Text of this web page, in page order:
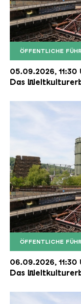
ÖFFENTLICHE
Der
Copyright:
05.09.2026, 11:30
Das
ÖFFENTLICHE
Der
Copyright:
06.09.2026, 11:30
Das